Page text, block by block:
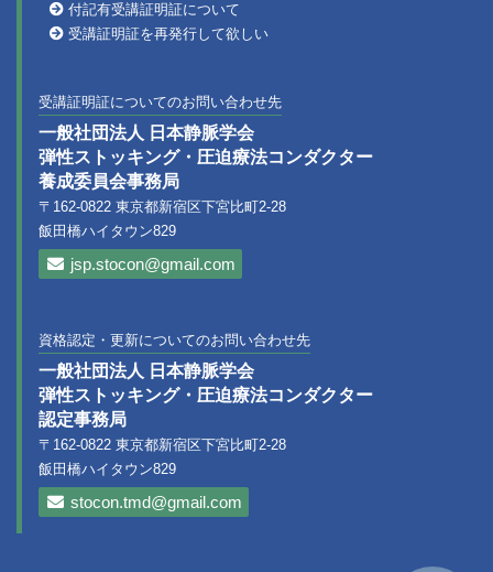
付記有受講証明証について
受講証明証を再発行して欲しい
受講証明証についてのお問い合わせ先
一般社団法人 日本静脈学会
弾性ストッキング・圧迫療法コンダクター
養成委員会事務局
〒162-0822 東京都新宿区下宮比町2-28
飯田橋ハイタウン829
jsp.stocon@gmail.com
資格認定・更新についてのお問い合わせ先
一般社団法人 日本静脈学会
弾性ストッキング・圧迫療法コンダクター
認定事務局
〒162-0822 東京都新宿区下宮比町2-28
飯田橋ハイタウン829
stocon.tmd@gmail.com